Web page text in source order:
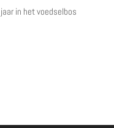
in het voedselbos